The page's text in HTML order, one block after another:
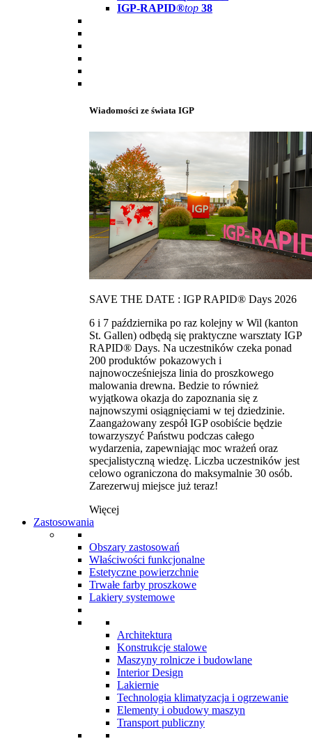
IGP-RAPID®top 38
Wiadomości ze świata IGP
SAVE THE DATE : IGP RAPID® Days 2026
6 i 7 października po raz kolejny w Wil (kanton
St. Gallen) odbędą się praktyczne warsztaty IGP
RAPID® Days. Na uczestników czeka ponad
200 produktów pokazowych i
najnowocześniejsza linia do proszkowego
malowania drewna. Bedzie to również
wyjątkowa okazja do zapoznania się z
najnowszymi osiągnięciami w tej dziedzinie.
Zaangażowany zespół IGP osobiście będzie
towarzyszyć Państwu podczas całego
wydarzenia, zapewniając moc wrażeń oraz
specjalistyczną wiedzę. Liczba uczestników jest
celowo ograniczona do maksymalnie 30 osób.
Zarezerwuj miejsce już teraz!
Więcej
Zastosowania
Obszary zastosowań
Właściwości funkcjonalne
Estetyczne powierzchnie
Trwałe farby proszkowe
Lakiery systemowe
Architektura
Konstrukcje stalowe
Maszyny rolnicze i budowlane
Interior Design
Lakiernie
Technologia klimatyzacja i ogrzewanie
Elementy i obudowy maszyn
Transport publiczny